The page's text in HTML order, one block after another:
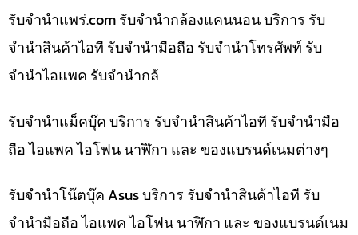
รับจํานําแพร่.com รับจำนำกล้องแคนนอน บริการ รับ
จำนำสินค้าไอที รับจำนำมือถือ รับจำนำโทรศัพท์ รับ
จำนำไอแพค รับจำนำกล้
รับจำนำแม็คบุ๊ค บริการ รับจำนำสินค้าไอที รับจำนำมือ
ถือ ไอแพค ไอโฟน นาฬิกา และ ของแบรนด์เนมต่างๆ
รับจำนำโน๊ตบุ๊ค Asus บริการ รับจำนำสินค้าไอที รับ
จำนำมือถือ ไอแพค ไอโฟน นาฬิกา และ ของแบรนด์เนม